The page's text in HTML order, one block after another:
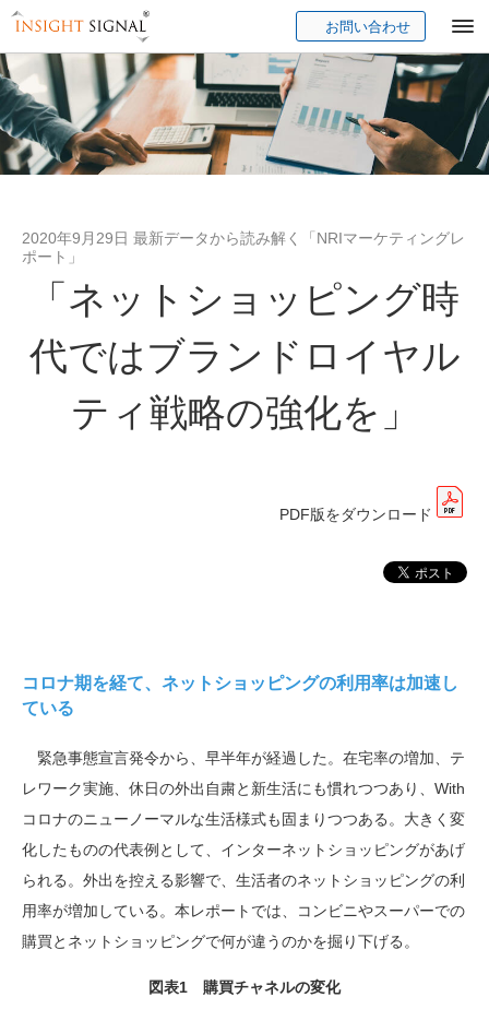
Insight Signal
お問い合わせ
2020年9月29日 最新データから読み解く「NRIマーケティングレ
ポート」
「ネットショッピング時
代ではブランドロイヤル
ティ戦略の強化を」
PDF版をダウンロード
コロナ期を経て、ネットショッピングの利用率は加速し
ている
緊急事態宣言発令から、早半年が経過した。在宅率の増加、テ
レワーク実施、休日の外出自粛と新生活にも慣れつつあり、 With
コロナのニューノーマルな生活様式も固まりつつある。大きく変
化したものの代表例として、インターネットショッピングがあげ
られる。外出を控える影響で、生活者のネットショッピングの利
用率が増加している。本レポートでは、コンビニやスーパーでの
購買とネットショッピングで何が違うのかを掘り下げる。
図表1 購買チャネルの変化